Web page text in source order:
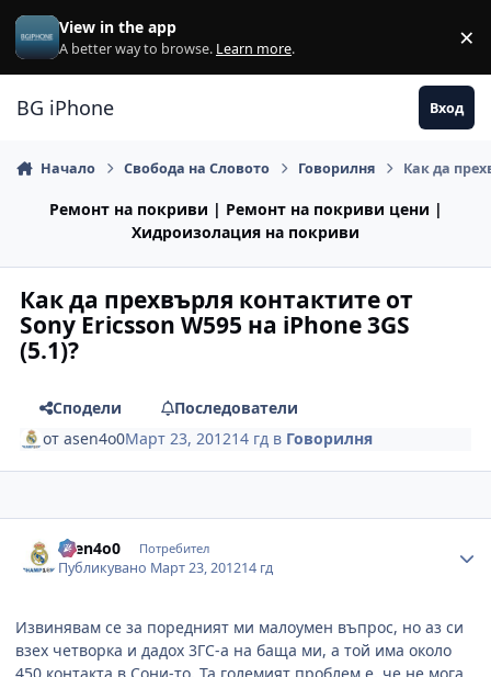
Премини към съдържанието
View in the app
A better way to browse. Learn more. ×
BG iPhone Вход
Начало Свобода на Словото Говорилня Как да
Ремонт на покриви | Ремонт на покриви цени |
Хидроизолация на покриви
Как да прехвърля контактите от
Sony Ericsson W595 на iPhone 3GS
(5.1)?
Сподели
Последователи
отasen4o0Март 23, 201214 гд в Говорилня
asen4o0 Потребител
Публикувано Март 23, 201214 гд
Извинявам се за поредният ми малоумен въпрос, но аз си
взех четворка и дадох 3ГС-а на баща ми, а той има около